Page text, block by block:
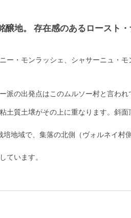
醸地。 存在感のあるロースト
ー・モンラッシェ、シャサーニュ・
の出発点はこのムルソー村と言われ
土質土壌がその上に重なります。斜
地域で、集落の北側（ヴォルネイ村
ています。